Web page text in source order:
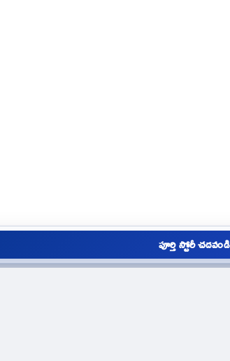
పూర్తి స్టోరీ చదవండి